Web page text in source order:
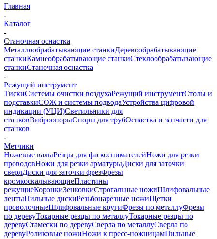
Главная
-
Каталог
-
Станочная оснастка
Металлообрабатывающие станкиДеревообрабатывающие
станкиКамнеобрабатывающие станкиСтеклообрабатывающие
станкиСтаночная оснастка
-
Режущий инструмент
ТискиСистемы очистки воздухаРежущий инструментСтолы и
подставкиСОЖ и системы подводаУстройства цифровой
индикации (УЦИ)Светильники для
станковВиброопорыОпоры для трубОснастка и запчасти для
станков
-
Метчики
Ножевые валыРезцы для фаскоснимателейНожи для резки
проводовНожи для резки арматурыДиски для заточки
сверлДиски для заточки фрезФрезы
кромкоскалывающиеПластины
режущиеКоронкиЗенковкиСтрогальные ножиШлифовальные
лентыПильные дискиРезьбонарезные ножиЩетки
проволочныеШлифовальные кругиФрезы по металлуФрезы
по деревуТокарные резцы по металлуТокарные резцы по
деревуСтамески по деревуСверла по металлуСверла по
деревуРоликовые ножиНожи к пресс-ножницамПильные